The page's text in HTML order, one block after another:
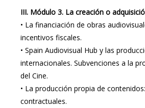
III. Módulo 3. La creación o
• La financiación de obras
incentivos fiscales.
• Spain Audiovisual Hub y las
internacionales. Subvenciones a la
del Cine.
• La producción propia de
contractuales.